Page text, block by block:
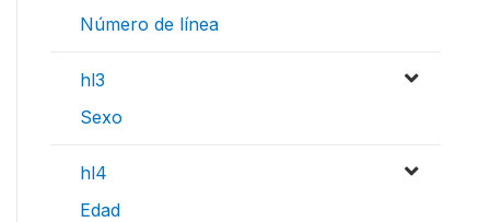
Número de línea
hl3
Sexo
hl4
Edad